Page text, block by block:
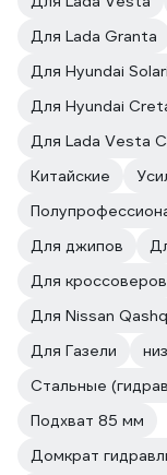
Для Lada Granta
Для Hyundai
Для Hyundai
Для Lada Vesta
Китайские
Для джипов
Для кроссоверов
Для Nissan
Для Газели
Стальные
Подхват 85 мм
Домкрат